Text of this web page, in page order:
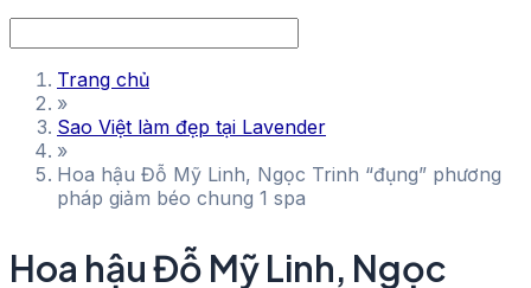
Trang chủ
»
Sao Việt làm đẹp tại Lavender
»
Hoa hậu Đỗ Mỹ Linh, Ngọc Trinh “đụng” phương
pháp giảm béo chung 1 spa
Hoa hậu Đỗ Mỹ Linh, Ngọc